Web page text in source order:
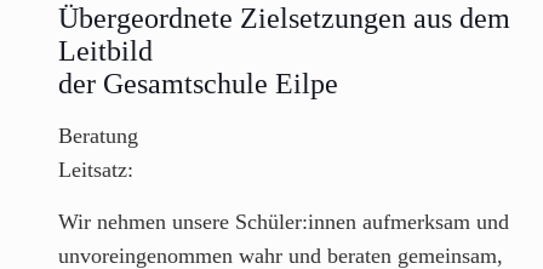
Übergeordnete Zielsetzungen aus dem
Leitbild
der Gesamtschule Eilpe
Beratung
Leitsatz:
Wir nehmen unsere Schüler:innen aufmerksam und
unvoreingenommen wahr und beraten gemeinsam,